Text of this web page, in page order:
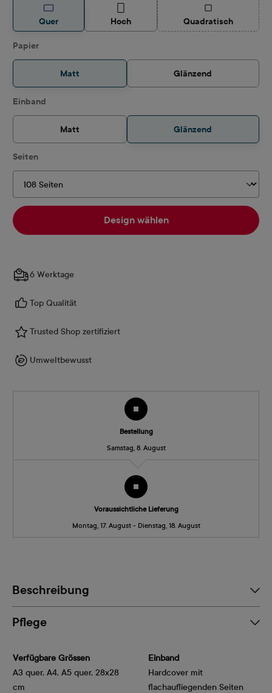
Quer Hoch Quadratisch(Diese Option ist
Papierauswählen
Matt Glänzend
Einband
Matt Glänzend
Seitenauswählen
Design wählen
6 Werktage
Top Qualität
Trusted Shop zertifiziert
Umweltbewusst
Bestellung
Samstag, 8. August
Voraussichtliche Lieferung
Montag, 17. August - Dienstag, 18. August
Beschreibung
Pflege
Verfügbare Grössen
A3 quer, A4, A5 quer, 28x28
cm
Einband
Hardcover mit
flachaufliegenden Seiten